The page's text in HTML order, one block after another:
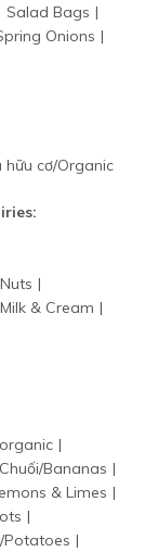
Salad Bags
Onions
hữu cơ/Organic
& Cream
Chuối/Bananas
& Limes
Potatoes